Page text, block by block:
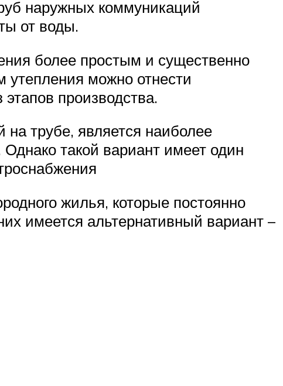
наружных коммуникаций
от воды.
более простым и существенно
можно отнести
производства.
трубе, является наиболее
такой вариант имеет один
жилья, которые постоянно
имеется альтернативный вариант –